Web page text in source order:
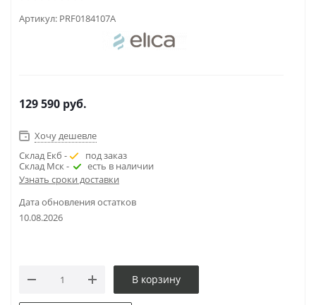
Артикул: PRF0184107A
129 590 руб.
Хочу дешевле
Склад Екб -
под заказ
Склад Мск -
есть в наличии
Узнать сроки доставки
Дата обновления остатков
10.08.2026
В корзину